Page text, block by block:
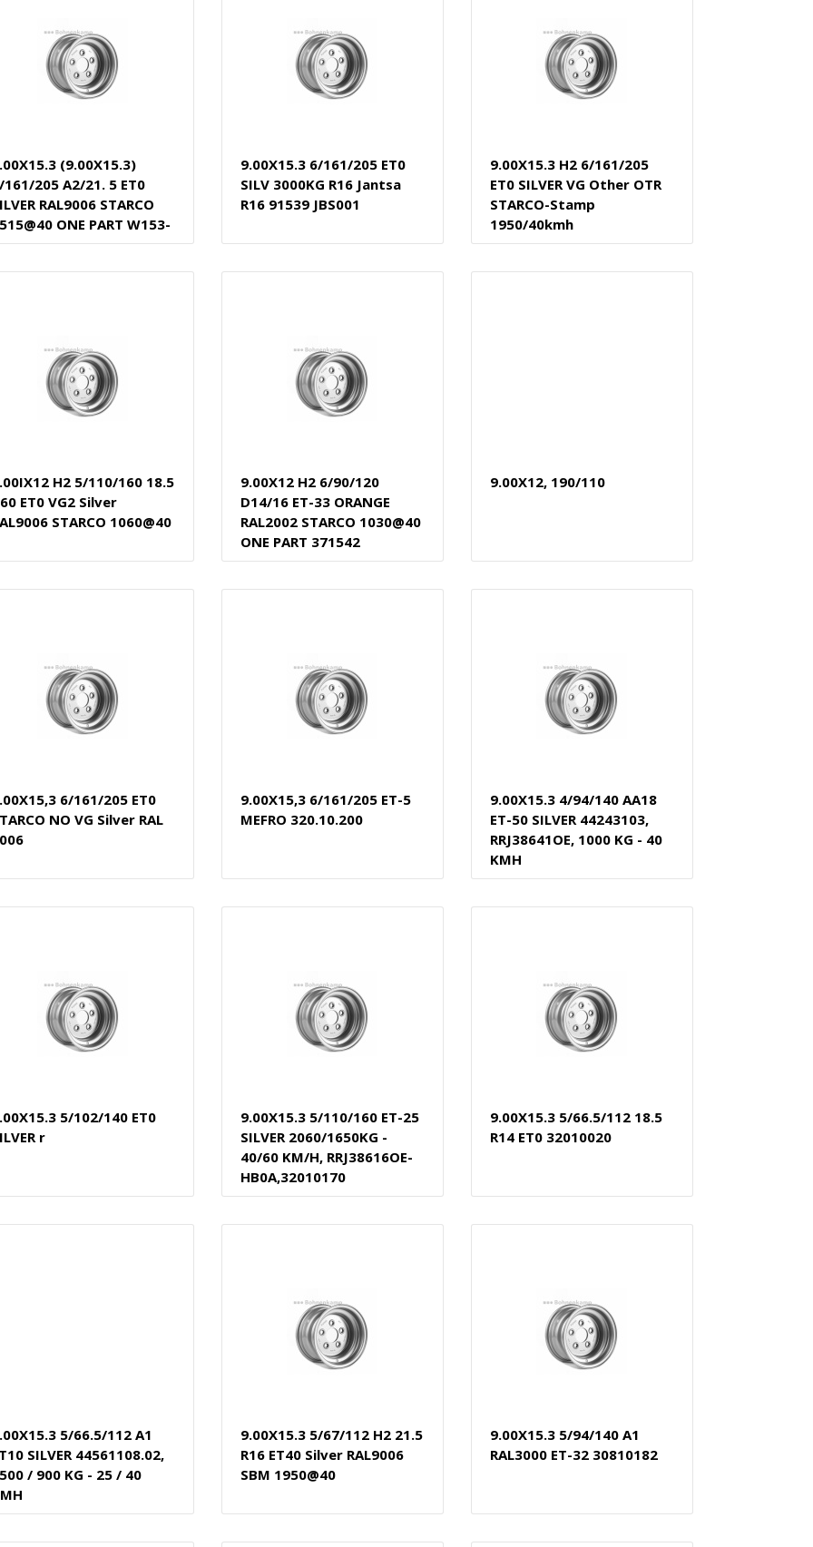
(9.00X15.3)
161/205 A2/21. 5 ET0
RAL9006 STARCO
ONE PART W153-
9.00X15.3 6/161/205 ET0
SILV 3000KG R16 Jantsa
R16 91539 JBS001
9.00X15.3 H2 6/161/205
ET0 SILVER VG Other OTR
STARCO-Stamp
1950/40kmh
H2 5/110/160 18.5
ET0 VG2 Silver
STARCO 1060@40
9.00X12 H2 6/90/120
D14/16 ET-33 ORANGE
RAL2002 STARCO 1030@40
ONE PART 371542
9.00X12, 190/110
6/161/205 ET0
NO VG Silver RAL
9.00X15,3 6/161/205 ET-5
MEFRO 320.10.200
9.00X15.3 4/94/140 AA18
ET-50 SILVER 44243103,
RRJ38641OE, 1000 KG - 40
KMH
5/102/140 ET0
r
9.00X15.3 5/110/160 ET-25
SILVER 2060/1650KG -
40/60 KM/H, RRJ38616OE-
HB0A,32010170
9.00X15.3 5/66.5/112 18.5
R14 ET0 32010020
5/66.5/112 A1
SILVER 44561108.02,
/ 900 KG - 25 / 40
9.00X15.3 5/67/112 H2 21.5
R16 ET40 Silver RAL9006
SBM 1950@40
9.00X15.3 5/94/140 A1
RAL3000 ET-32 30810182